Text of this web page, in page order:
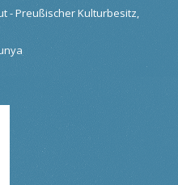
- Preußischer Kulturbesitz,